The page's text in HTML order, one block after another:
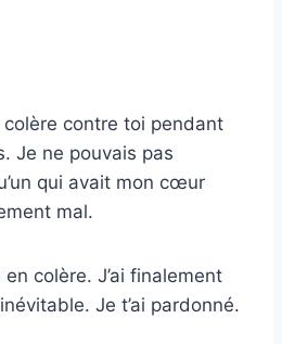
colère contre toi pendant
Je ne pouvais pas
qui avait mon cœur
mal.
colère. J’ai finalement
Je t’ai pardonné.